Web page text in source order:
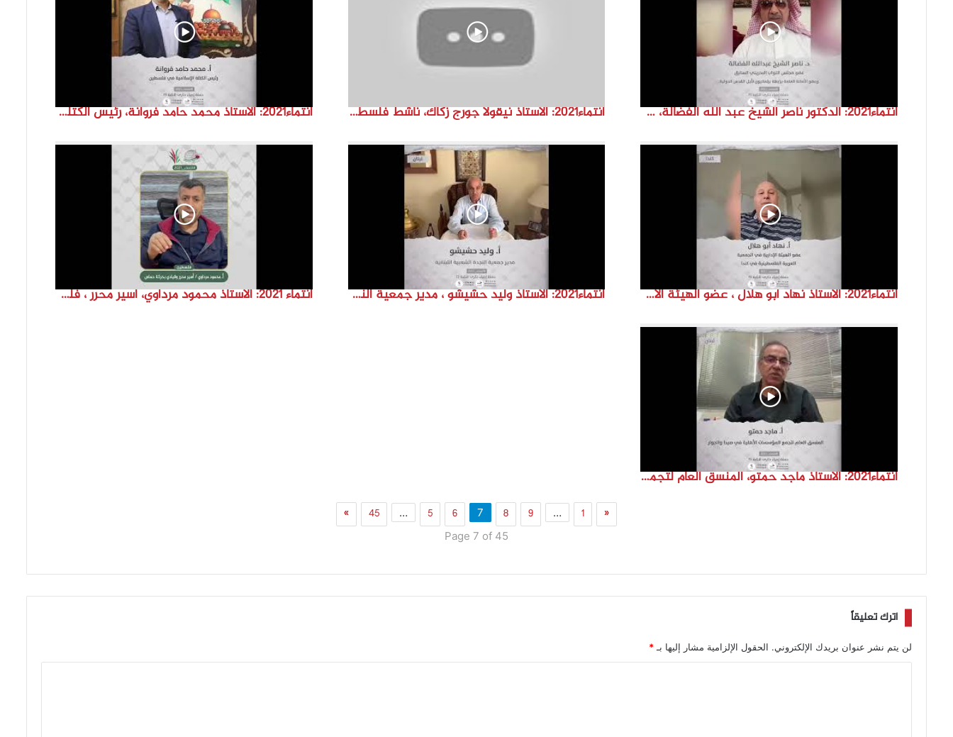
انتماء2021: الدكتور ناصر الشيخ عبد الله الفضالة، عضو مجلس النواب البحريني السابق، البحرين انتماء2021: الاستاذ نيقولا جورج زكاك، ناشط فلسطيني، الاردن انتماء2021: الاستاذ محمد حامد فروانة، رئيس الكتلة الإسلامية في فلسطين، فلسطين
انتماء2021: الاستاذ نهاد ابو هلال ، عضو الهيئة الادارية في الجمعية العربية الفلسطينية في كندا، كندا انتماء2021: الاستاذ وليد حشيشو ، مدير جمعية النجدة الشعبية اللبنانية ، لبنان انتماء 2021: الاستاذ محمود مرداوي، اسير محرر ، فلسطين
انتماء2021: الاستاذ ماجد حمتو، المنسق العام لتجمع المؤسسات الأهلية في صيدا والجوار، لبنان
«
1
…
5 6 7 8 9
…
45
»
Page 7 of 45
اترك تعليقاً
لن يتم نشر عنوان بريدك الإلكتروني. الحقول الإلزامية مشار إليها بـ *